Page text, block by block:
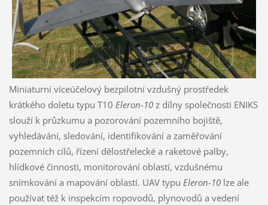
Miniaturní víceúčelový bezpilotní vzdušný prostředek
krátkého doletu typu T10 Eleron-10 z dílny společnosti ENIKS
slouží k průzkumu a pozorování pozemního bojiště,
vyhledávání, sledování, identifikování a zaměřování
pozemních cílů, řízení dělostřelecké a raketové palby,
hlídkové činnosti, monitorování oblastí, vzdušnému
snímkování a mapování oblastí. UAV typu Eleron-10lze ale
používat též k inspekcím ropovodů, plynovodů a vedení